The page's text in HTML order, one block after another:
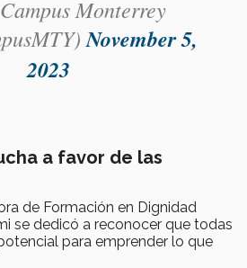
Monterrey
November 5,
2023
a favor de las
de Formación en Dignidad
se dedicó a reconocer que todas
para emprender lo que